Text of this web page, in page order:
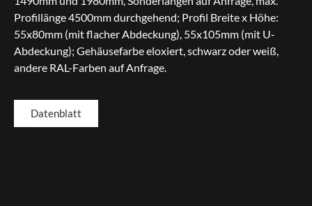
Profillänge 4500mm durchgehend; Profil Breite x Höhe:
55x80mm (mit flacher Abdeckung), 55x105mm (mit U-
Abdeckung); Gehäusefarbe eloxiert, schwarz oder weiß,
andere RAL-Farben auf Anfrage.
Datenblatt